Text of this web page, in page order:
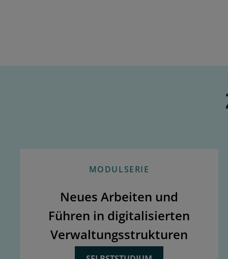
MODULSERIE
Neues Arbeiten und
Führen in digitalisierten
Verwaltungsstrukturen